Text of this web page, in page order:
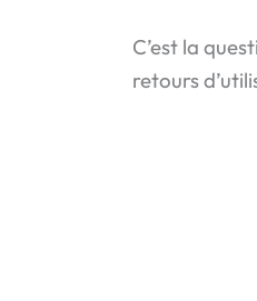
C’est la
retours